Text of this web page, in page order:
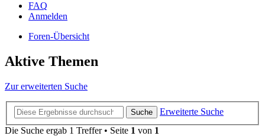
FAQ
Anmelden
Foren-Übersicht
Aktive Themen
Zur erweiterten Suche
Suche
Erweiterte Suche
Die Suche ergab 1 Treffer • Seite 1 von 1